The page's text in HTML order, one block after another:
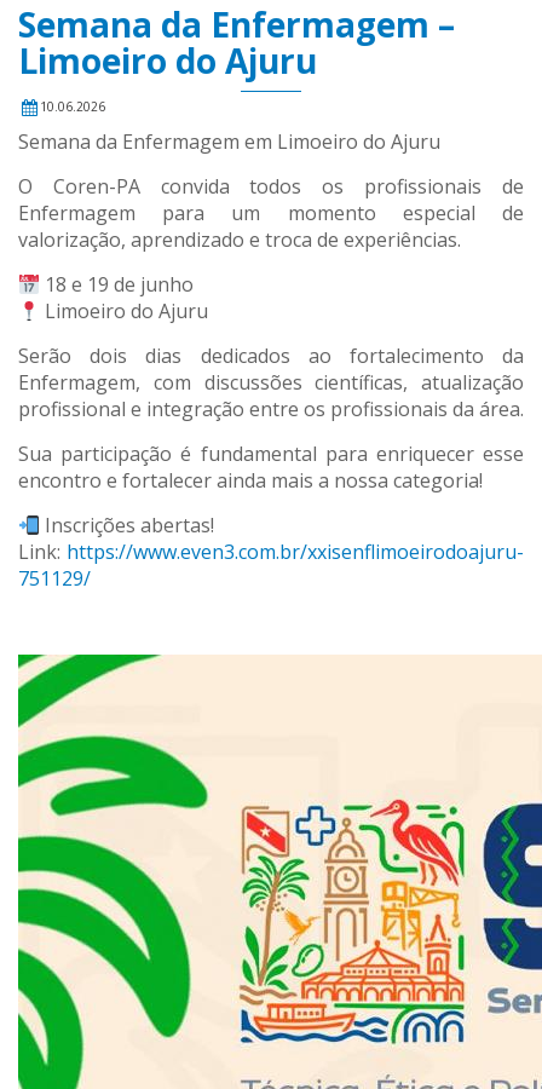
Semana da Enfermagem –
Limoeiro do Ajuru
10.06.2026
Semana da Enfermagem em Limoeiro do Ajuru
O Coren-PA convida todos os profissionais de
Enfermagem para um momento especial de
valorização, aprendizado e troca de experiências.
18 e 19 de junho
Limoeiro do Ajuru
Serão dois dias dedicados ao fortalecimento da
Enfermagem, com discussões científicas, atualização
profissional e integração entre os profissionais da área.
Sua participação é fundamental para enriquecer esse
encontro e fortalecer ainda mais a nossa categoria!
Inscrições abertas!
Link: https://www.even3.com.br/xxisenflimoeirodoajuru-
751129/